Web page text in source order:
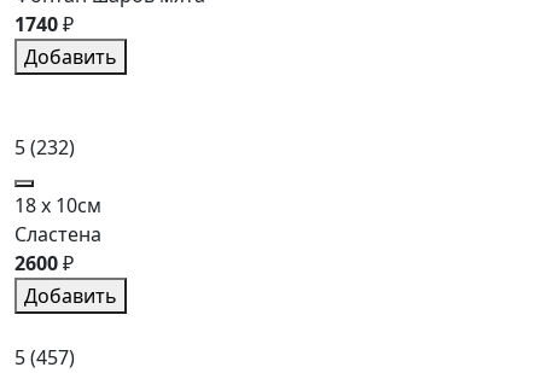
1740₽
Добавить
5(232)
18 x 10см
Сластена
2600₽
Добавить
5(457)